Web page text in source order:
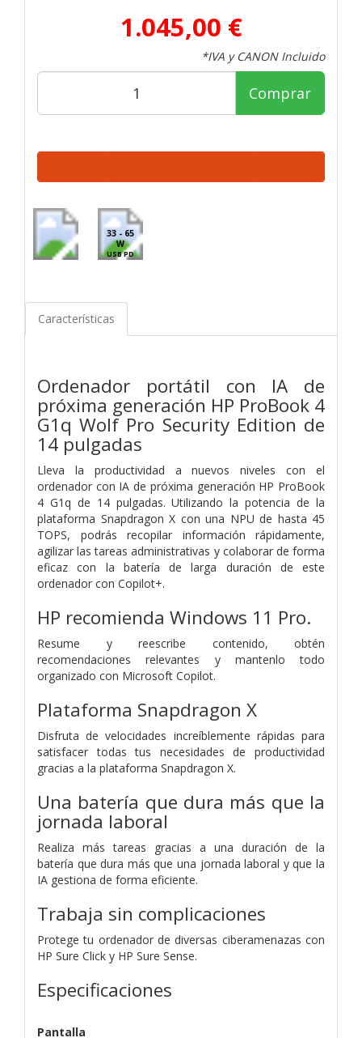
1.045,00 €
*IVA y CANON Incluido
Comprar
33 - 65
W
USB PD
Características
Ordenador portátil con IA de
próxima generación HP ProBook 4
G1q Wolf Pro Security Edition de
14 pulgadas
Lleva la productividad a nuevos niveles con el
ordenador con IA de próxima generación HP ProBook
4 G1q de 14 pulgadas. Utilizando la potencia de la
plataforma Snapdragon X con una NPU de hasta 45
TOPS, podrás recopilar información rápidamente,
agilizar las tareas administrativas y colaborar de forma
eficaz con la batería de larga duración de este
ordenador con Copilot+.
HP recomienda Windows 11 Pro.
Resume y reescribe contenido, obtén
recomendaciones relevantes y mantenlo todo
organizado con Microsoft Copilot.
Plataforma Snapdragon X
Disfruta de velocidades increíblemente rápidas para
satisfacer todas tus necesidades de productividad
gracias a la plataforma Snapdragon X.
Una batería que dura más que la
jornada laboral
Realiza más tareas gracias a una duración de la
batería que dura más que una jornada laboral y que la
IA gestiona de forma eficiente.
Trabaja sin complicaciones
Protege tu ordenador de diversas ciberamenazas con
HP Sure Click y HP Sure Sense.
Especificaciones
Pantalla